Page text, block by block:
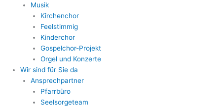
Musik
Kirchenchor
Feelstimmig
Kinderchor
Gospelchor-Projekt
Orgel und Konzerte
Wir sind für Sie da
Ansprechpartner
Pfarrbüro
Seelsorgeteam